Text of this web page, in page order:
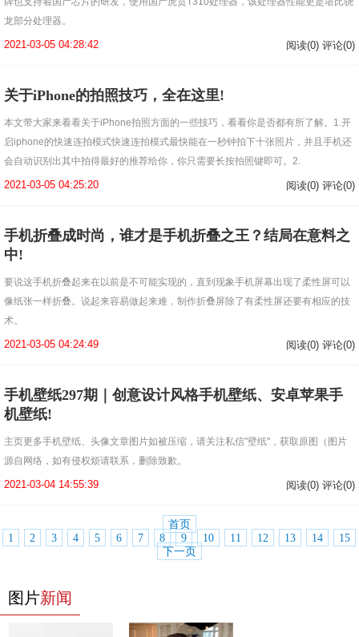
龙部分处理器。
2021-03-05 04:28:42 阅读(0) 评论(0)
关于iPhone的拍照技巧，全在这里!
本文带大家来看看关于iPhone拍照方面的一些技巧，看看你是否都有所了解。1.开
启iphone的快速连拍模式快速连拍模式最快能在一秒钟拍下十张照片，并且手机还
会自动识别出其中拍得最好的推荐给你，你只需要长按拍照键即可。2.
2021-03-05 04:25:20 阅读(0) 评论(0)
手机折叠成时尚，谁才是手机折叠之王？结局在意料之
中!
要说这手机折叠起来在以前是不可能实现的，直到现象手机屏幕出现了柔性屏可以
像纸张一样折叠。说起来容易做起来难，制作折叠屏除了有柔性屏还要有相应的技
术。
2021-03-05 04:24:49 阅读(0) 评论(0)
手机壁纸297期｜创意设计风格手机壁纸、安卓苹果手
机壁纸!
主页更多手机壁纸、头像文章图片如被压缩，请关注私信"壁纸"，获取原图（图片
源自网络，如有侵权烦请联系，删除致歉。
2021-03-04 14:55:39 阅读(0) 评论(0)
首页
1
2 3 4 5 6 7 8 9 10 11 12 13 14
15
下一页
图片新闻